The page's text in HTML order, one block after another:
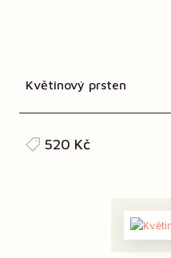
Květinový prsten
520 Kč